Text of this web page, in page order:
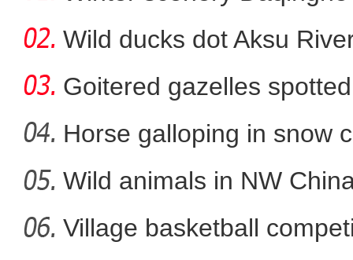
【新春纪事】上春晚、挂
Wild ducks dot Aksu
Goitered gazelles
Horse galloping in snow
a
Wild animals in NW
Village basketball